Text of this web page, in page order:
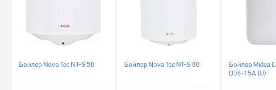
Бойлер Nova Tec NT-S 50 Бойлер Nova Tec NT-S 80
Бойлер Midea
D06-15A (U)